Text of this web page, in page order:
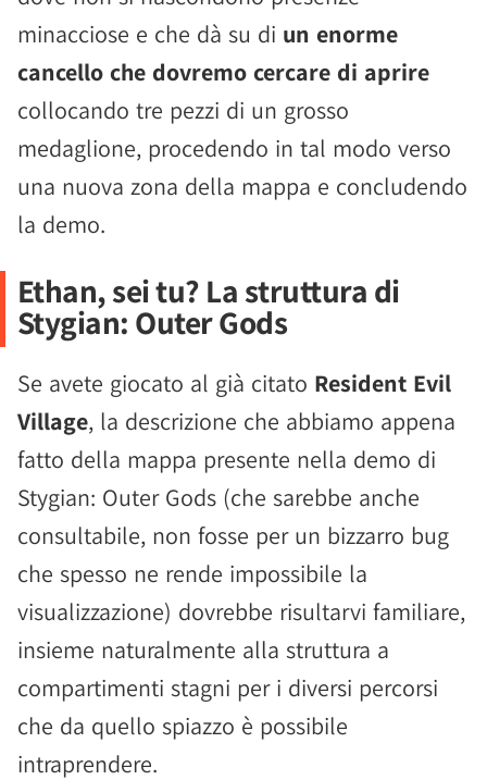
minacciose e che dà su di un enorme
cancello che dovremo cercare di aprire
collocando tre pezzi di un grosso
medaglione, procedendo in tal modo verso
una nuova zona della mappa e concludendo
la demo.
Ethan, sei tu? La struttura di
Stygian: Outer Gods
Se avete giocato al già citato Resident Evil
Village, la descrizione che abbiamo appena
fatto della mappa presente nella demo di
Stygian: Outer Gods (che sarebbe anche
consultabile, non fosse per un bizzarro bug
che spesso ne rende impossibile la
visualizzazione) dovrebbe risultarvi familiare,
insieme naturalmente alla struttura a
compartimenti stagni per i diversi percorsi
che da quello spiazzo è possibile
intraprendere.